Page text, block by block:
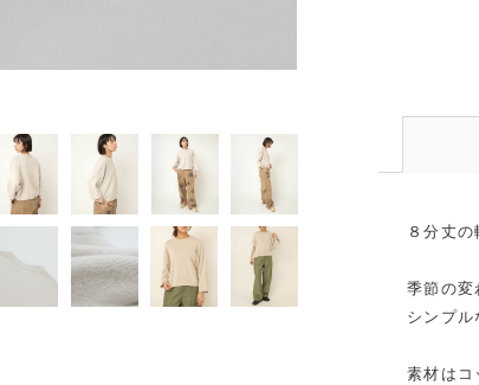
８分丈
季節の
シンプル
素材はコ